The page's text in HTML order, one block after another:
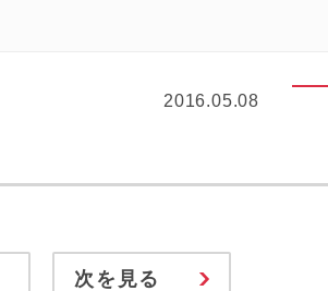
2016.05.08
次を見る